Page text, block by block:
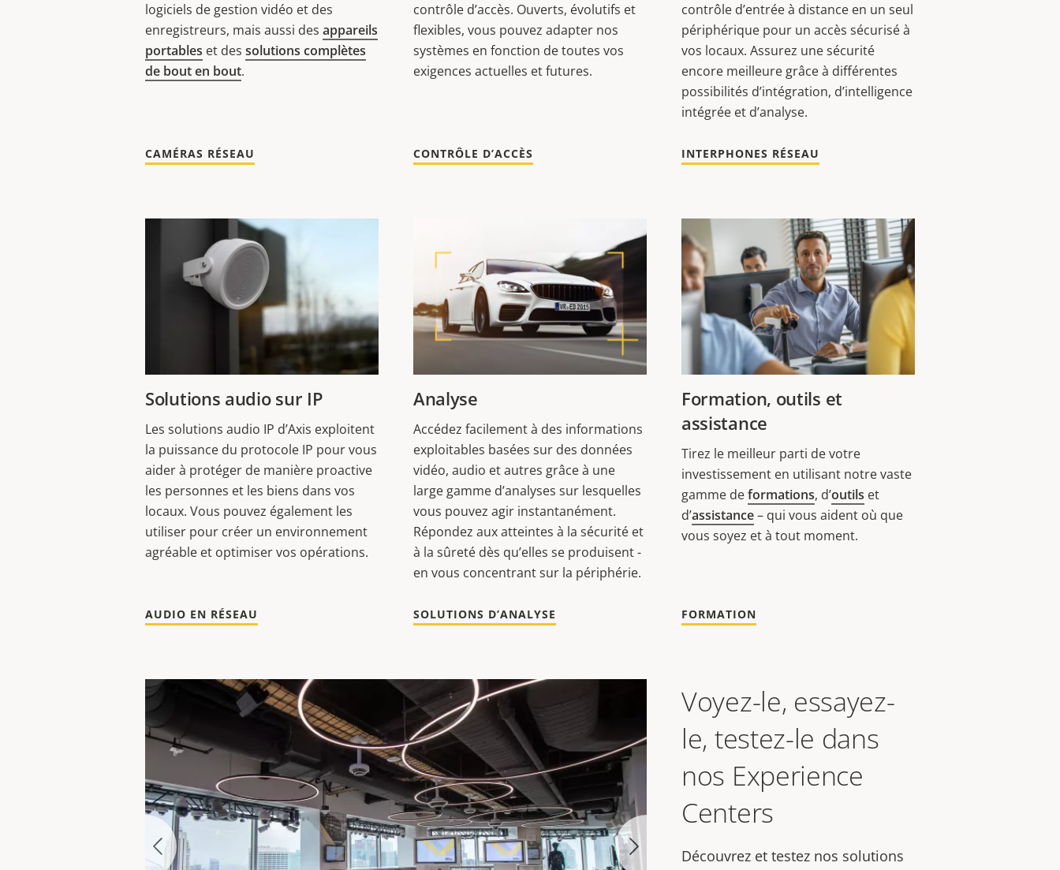
logiciels de gestion vidéo et des
enregistreurs, mais aussi des appareils
portables et des solutions complètes
de bout en bout.
CAMÉRAS RÉSEAU
contrôle d’accès. Ouverts, évolutifs et
flexibles, vous pouvez adapter nos
systèmes en fonction de toutes vos
exigences actuelles et futures.
CONTRÔLE D’ACCÈS
contrôle d’entrée à distance en un seul
périphérique pour un accès sécurisé à
vos locaux. Assurez une sécurité
encore meilleure grâce à différentes
possibilités d’intégration, d’intelligence
intégrée et d’analyse.
INTERPHONES RÉSEAU
Solutions audio sur IP
Les solutions audio IP d’Axis exploitent
la puissance du protocole IP pour vous
aider à protéger de manière proactive
les personnes et les biens dans vos
locaux. Vous pouvez également les
utiliser pour créer un environnement
agréable et optimiser vos opérations.
AUDIO EN RÉSEAU
Analyse
Accédez facilement à des informations
exploitables basées sur des données
vidéo, audio et autres grâce à une
large gamme d’analyses sur lesquelles
vous pouvez agir instantanément.
Répondez aux atteintes à la sécurité et
à la sûreté dès qu’elles se produisent -
en vous concentrant sur la périphérie.
SOLUTIONS D’ANALYSE
Formation, outils et
assistance
Tirez le meilleur parti de votre
investissement en utilisant notre vaste
gamme deformations, d’outils et
d’assistance– qui vous aident où que
vous soyez et à tout moment.
FORMATION
Voyez-le, essayez-
le, testez-le dans
nos Experience
Centers
Découvrez et testez nos solutions